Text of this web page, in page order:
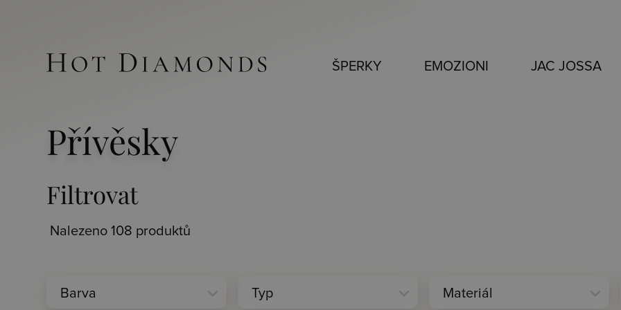
ŠPERKY EMOZIONI JAC JOSSA
Přívěsky
Filtrovat
Nalezeno 108 produktů
expand_more
Barva expand_more
Typ expand_more
Materiál